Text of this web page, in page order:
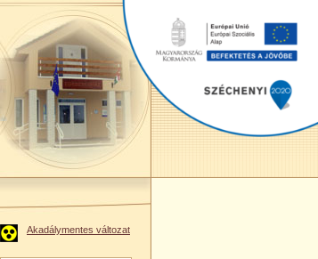
Akadálymentes változat